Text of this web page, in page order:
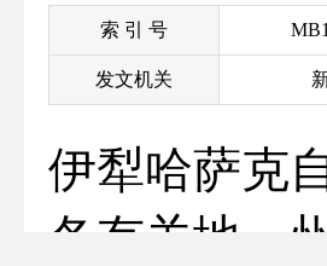
索 引 号
发文机关
伊犁哈萨克
各有关地、